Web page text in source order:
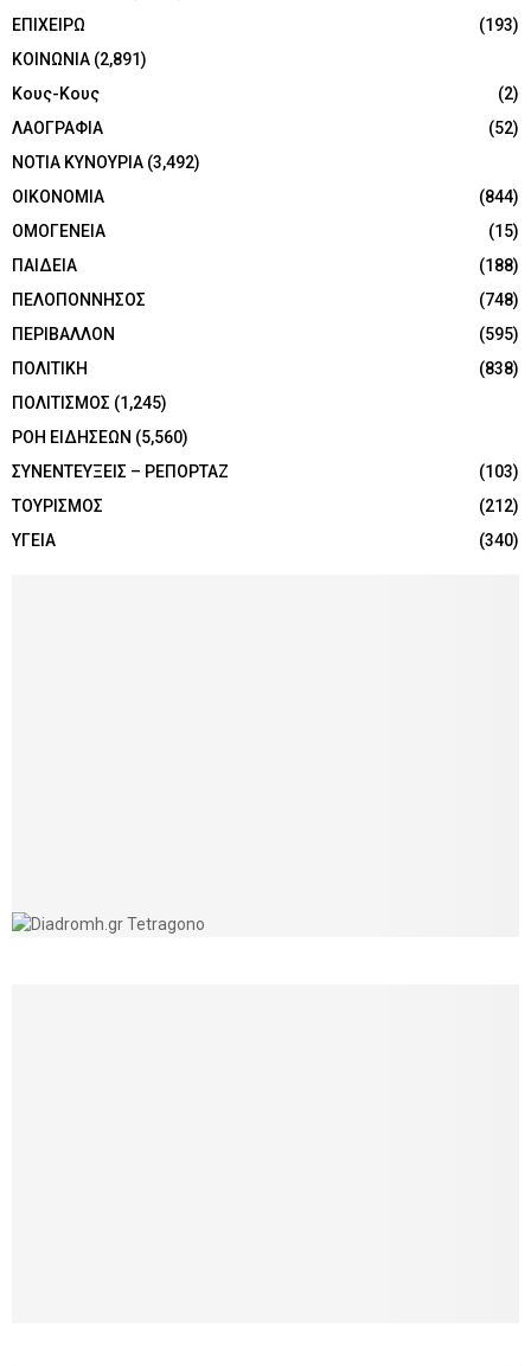
ΕΠΙΧΕΙΡΩ
(193)
ΚΟΙΝΩΝΙΑ (2,891)
Κους-Κους
(2)
ΛΑΟΓΡΑΦΙΑ
(52)
ΝΟΤΙΑ ΚΥΝΟΥΡΙΑ (3,492)
ΟΙΚΟΝΟΜΙΑ
(844)
ΟΜΟΓΕΝΕΙΑ
(15)
ΠΑΙΔΕΙΑ
(188)
ΠΕΛΟΠΟΝΝΗΣΟΣ
(748)
ΠΕΡΙΒΑΛΛΟΝ
(595)
ΠΟΛΙΤΙΚΗ
(838)
ΠΟΛΙΤΙΣΜΟΣ (1,245)
ΡΟΗ ΕΙΔΗΣΕΩΝ (5,560)
ΣΥΝΕΝΤΕΥΞΕΙΣ – ΡΕΠΟΡΤΑΖ
(103)
ΤΟΥΡΙΣΜΟΣ
(212)
ΥΓΕΙΑ
(340)